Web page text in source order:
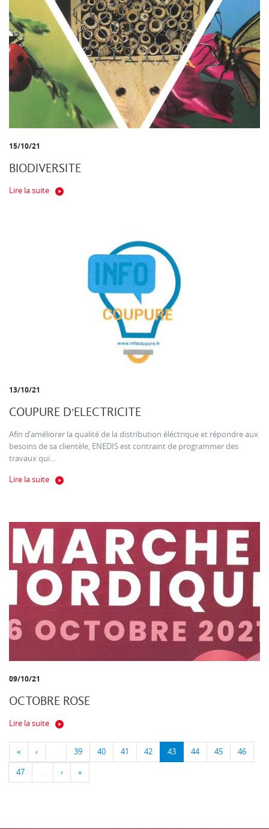
15/10/21
BIODIVERSITE
Lire la suite
13/10/21
COUPURE D'ELECTRICITE
Afin d’améliorer la qualité de la distribution éléctrique et répondre aux
besoins de sa clientèle, ENEDIS est contraint de programmer des
travaux qui...
Lire la suite
09/10/21
OCTOBRE ROSE
Lire la suite
« ‹ … 39 40 41 42 43 44 45 46
47 … › »